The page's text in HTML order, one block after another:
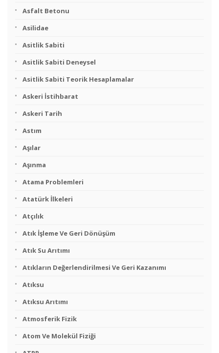
Asfalt Betonu
Asilidae
Asitlik Sabiti
Asitlik Sabiti Deneysel
Asitlik Sabiti Teorik Hesaplamalar
Askeri İstihbarat
Askeri Tarih
Astım
Aşılar
Aşınma
Atama Problemleri
Atatürk İlkeleri
Atçılık
Atık İşleme Ve Geri Dönüşüm
Atık Su Arıtımı
Atıkların Değerlendirilmesi Ve Geri Kazanımı
Atıksu
Atıksu Arıtımı
Atmosferik Fizik
Atom Ve Molekül Fiziği